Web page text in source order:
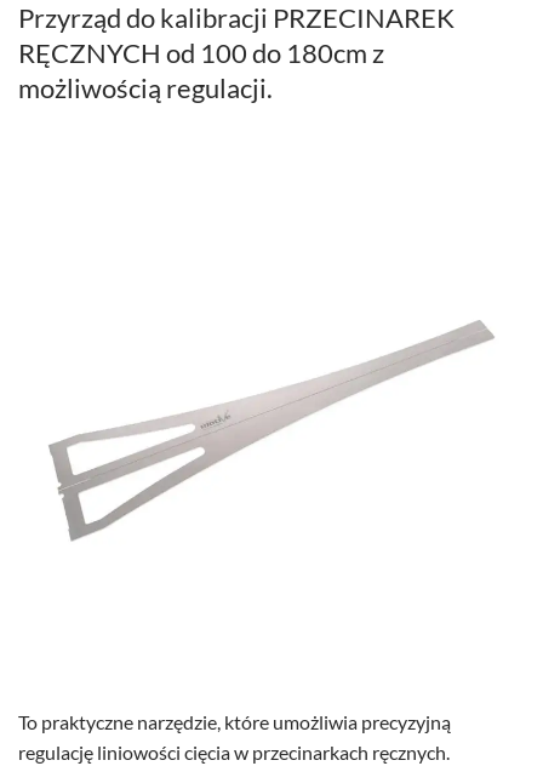
Przyrząd do kalibracji PRZECINAREK
RĘCZNYCH od 100 do 180cm z
możliwością regulacji.
To praktyczne narzędzie, które umożliwia precyzyjną
regulację liniowości cięcia w przecinarkach ręcznych.